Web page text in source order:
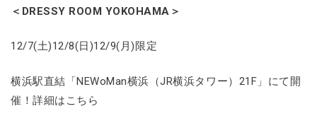
＜DRESSY ROOM YOKOHAMA＞
12/7(土)12/8(日)12/9(月)限定
横浜駅直結「NEWoMan横浜（JR横浜タワー）21F」にて開
催！詳細はこちら